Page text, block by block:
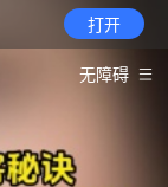
打开
无障碍